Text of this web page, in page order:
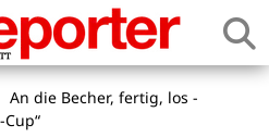
An die Becher, fertig, los -